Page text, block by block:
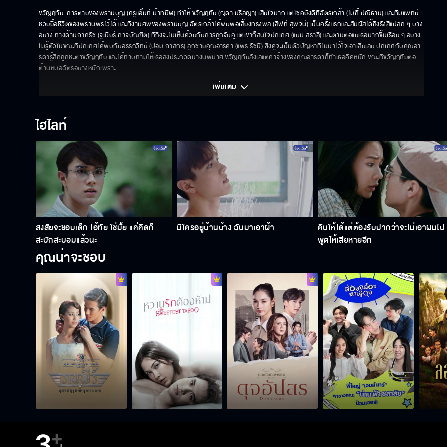
ขวัญฤทัย  การตายของพรานบุญ (ครูแอ๊นท์ ม้าทมิฬ) ทำให้ ขวัญฤทัย (ญดา นริลญา) เสียใจมาก แต่โชคยังดีที่ฉัตรเกล้า (ไมกี้ ปณิธาน) และทีมแพทย์
ช่วยยื้อชีวิตของพรานพรไว้ได้ และที่งานศพของพรานบุญ ฉัตรเกล้าได้พบพ่อเลี้ยงทรงพล (ลิฟท์ สุพจน์) เป็นครั้งแรกและสัมผัสได้ถึงรังสีแปลก ๆ บาง
อย่าง ทางด้านภาครัช (จูเนียร์ กาจบัณฑิต) ที่ถึงจะไม่เห็นด้วยกับการถูกจับคู่ แต่เขาก็สนใจปกเกศ (แบม สราลี) และตามตอแยเธอมากขึ้นเรื่อย ๆ อย่าง
ไม่รู้ตัวในขณะที่ปกเกศได้พบกับอรรถวิทย์ (ปอม ภาสกร) ลูกชายคุณอารดา (แพร รัชนี) ซึ่งดูจะเป็นตัวปัญหาที่ไม่น่าไว้ใจเอาเสียเลย ปกเกศกับคุณอา
รดารู้สึกถูกชะตาขวัญฤทัย และได้ทาบทามให้เธอลงประกวดนางนพมาศ ขวัญฤทัยลังเลแต่ค่าจ้างของคุณอารดาก็ทำเธอคิดหนัก ขณะที่ขวัญฤทัยต่อ
ต้านหมอฉัตรอย่างหนักเพราะ...
เพิ่มเติม
ไฮไลท์
สงสัยจะชอบเด็ก ไอ้ทัย ใช่มั้ย แค่คิดก็
สะบักสะบอมแล้วนะ
มีใครอยู่บ้านบ้าง ฉันมาเอาผ้า
คืนให้ได้แต่ต้องรับปากว่าจะไม่เอาผมไป
พูดให้เสียหายอีก
คุณน่าจะชอบ